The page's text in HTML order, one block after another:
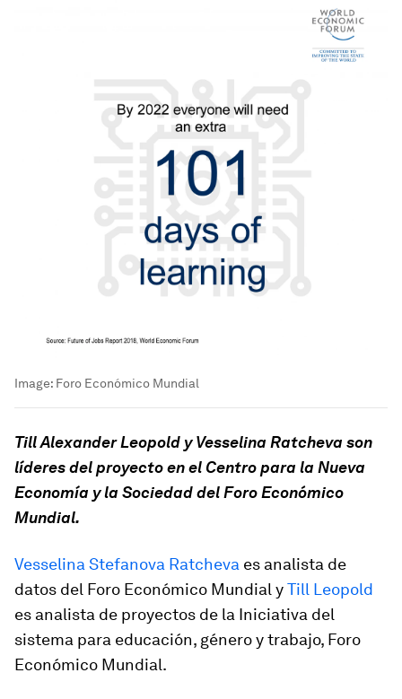
Image: Foro Económico Mundial
Till Alexander Leopold y Vesselina Ratcheva son
líderes del proyecto en el Centro para la Nueva
Economía y la Sociedad del Foro Económico
Mundial.
Vesselina Stefanova Ratcheva es analista de
datos del Foro Económico Mundial yTill Leopold
es analista de proyectos de la Iniciativa del
sistema para educación, género y trabajo, Foro
Económico Mundial.